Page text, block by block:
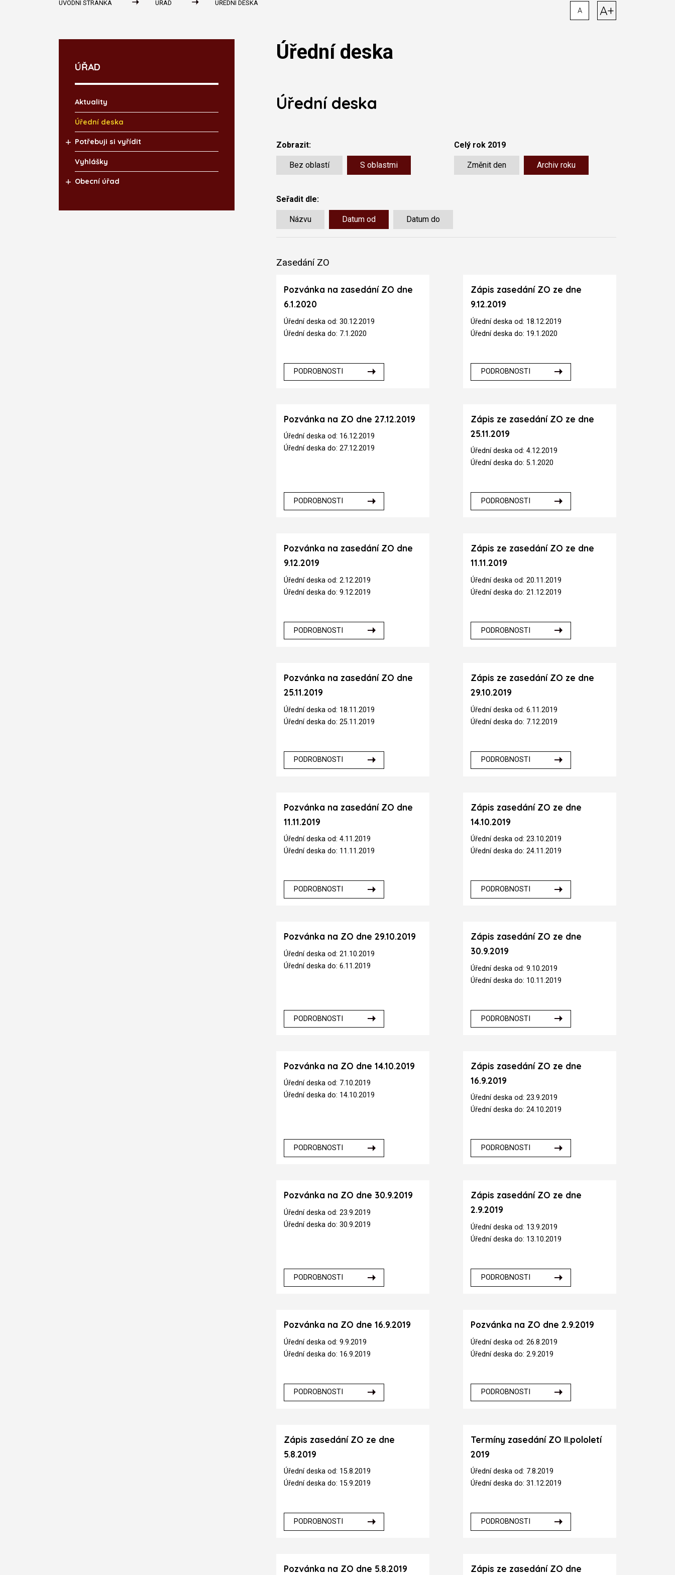
ÚVODNÍ STRÁNKA ÚŘAD ÚŘEDNÍ DESKA
A A+
Úřední deska
Úřední deska
Zobrazit:
Bez oblastí S oblastmi
Celý rok 2019
Změnit den Archiv roku
Seřadit dle:
Názvu Datum od Datum do
Zasedání ZO
Pozvánka na zasedání ZO dne
6.1.2020
Úřední deska od: 30.12.2019
Úřední deska do: 7.1.2020
PODROBNOSTI
Zápis zasedání ZO ze dne
9.12.2019
Úřední deska od: 18.12.2019
Úřední deska do: 19.1.2020
PODROBNOSTI
Pozvánka na ZO dne 27.12.2019
Úřední deska od: 16.12.2019
Úřední deska do: 27.12.2019
PODROBNOSTI
Zápis ze zasedání ZO ze dne
25.11.2019
Úřední deska od: 4.12.2019
Úřední deska do: 5.1.2020
PODROBNOSTI
Pozvánka na zasedání ZO dne
9.12.2019
Úřední deska od: 2.12.2019
Úřední deska do: 9.12.2019
PODROBNOSTI
Zápis ze zasedání ZO ze dne
11.11.2019
Úřední deska od: 20.11.2019
Úřední deska do: 21.12.2019
PODROBNOSTI
Pozvánka na zasedání ZO dne
25.11.2019
Úřední deska od: 18.11.2019
Úřední deska do: 25.11.2019
PODROBNOSTI
Zápis ze zasedání ZO ze dne
29.10.2019
Úřední deska od: 6.11.2019
Úřední deska do: 7.12.2019
PODROBNOSTI
Pozvánka na zasedání ZO dne
11.11.2019
Úřední deska od: 4.11.2019
Úřední deska do: 11.11.2019
PODROBNOSTI
Zápis zasedání ZO ze dne
14.10.2019
Úřední deska od: 23.10.2019
Úřední deska do: 24.11.2019
PODROBNOSTI
Pozvánka na ZO dne 29.10.2019
Úřední deska od: 21.10.2019
Úřední deska do: 6.11.2019
PODROBNOSTI
Zápis zasedání ZO ze dne
30.9.2019
Úřední deska od: 9.10.2019
Úřední deska do: 10.11.2019
PODROBNOSTI
Pozvánka na ZO dne 14.10.2019
Úřední deska od: 7.10.2019
Úřední deska do: 14.10.2019
PODROBNOSTI
Zápis zasedání ZO ze dne
16.9.2019
Úřední deska od: 23.9.2019
Úřední deska do: 24.10.2019
PODROBNOSTI
Pozvánka na ZO dne 30.9.2019
Úřední deska od: 23.9.2019
Úřední deska do: 30.9.2019
PODROBNOSTI
Zápis zasedání ZO ze dne
2.9.2019
Úřední deska od: 13.9.2019
Úřední deska do: 13.10.2019
PODROBNOSTI
Pozvánka na ZO dne 16.9.2019
Úřední deska od: 9.9.2019
Úřední deska do: 16.9.2019
PODROBNOSTI
Pozvánka na ZO dne 2.9.2019
Úřední deska od: 26.8.2019
Úřední deska do: 2.9.2019
PODROBNOSTI
Zápis zasedání ZO ze dne
5.8.2019
Úřední deska od: 15.8.2019
Úřední deska do: 15.9.2019
PODROBNOSTI
Termíny zasedání ZO II.pololetí
2019
Úřední deska od: 7.8.2019
Úřední deska do: 31.12.2019
PODROBNOSTI
Pozvánka na ZO dne 5.8.2019 Zápis ze zasedání ZO dne
ÚŘAD
Aktuality
Úřední deska
Potřebuji si vyřídit
Vyhlášky
Obecní úřad